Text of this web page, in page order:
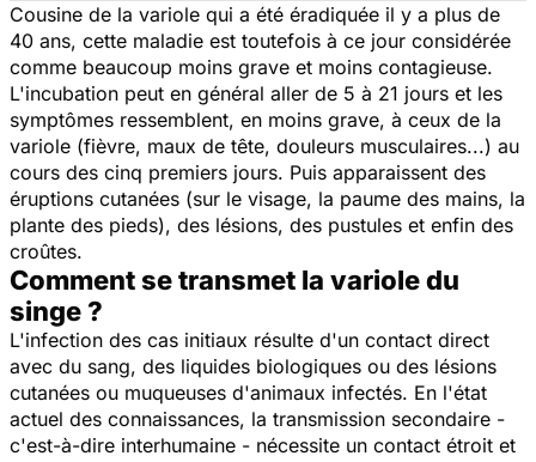
Cousine de la variole qui a été éradiquée il y a plus de
40 ans, cette maladie est toutefois à ce jour considérée
comme beaucoup moins grave et moins contagieuse.
L'incubation peut en général aller de 5 à 21 jours et les
symptômes ressemblent, en moins grave, à ceux de la
variole (fièvre, maux de tête, douleurs musculaires...) au
cours des cinq premiers jours. Puis apparaissent des
éruptions cutanées (sur le visage, la paume des mains, la
plante des pieds), des lésions, des pustules et enfin des
croûtes.
Comment se transmet la variole du
singe ?
L'infection des cas initiaux résulte d'un contact direct
avec du sang, des liquides biologiques ou des lésions
cutanées ou muqueuses d'animaux infectés. En l'état
actuel des connaissances, la transmission secondaire -
c'est-à-dire interhumaine - nécessite un contact étroit et